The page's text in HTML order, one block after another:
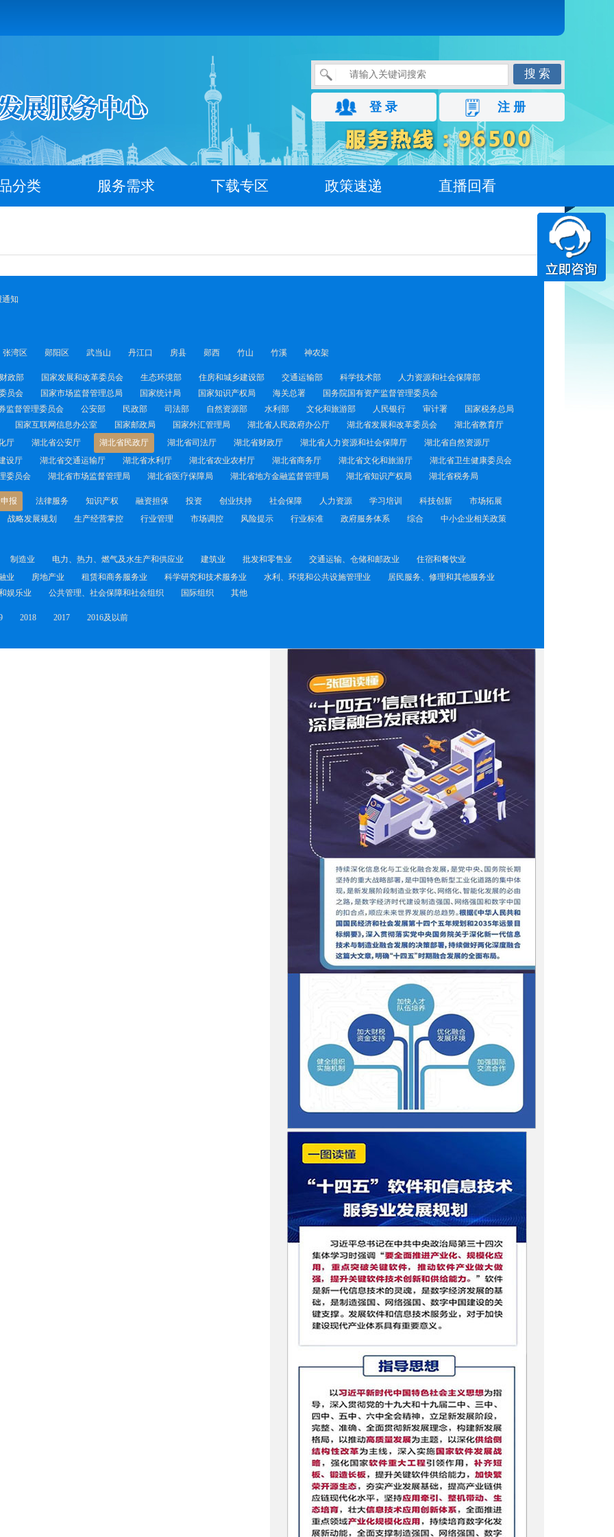
搜 索
登 录 注 册
分类 服务需求 下载专区 政策速递 直播回看
通知
张湾区 郧阳区 武当山 丹江口 房县 郧西 竹山 竹溪 神农架
财政部 国家发展和改革委员会 生态环境部 住房和城乡建设部 交通运输部 科学技术部
人力资源和社会保障部
员会 国家市场监督管理总局 国家统计局 国家知识产权局 海关总署
国务院国有资产监督管理委员会
监督管理委员会 公安部 民政部 司法部 自然资源部 水利部 文化和旅游部 人民银行 审计署
国家税务总局
国家互联网信息办公室 国家邮政局 国家外汇管理局 湖北省人民政府办公厅 湖北省发展和改革委员会
湖北省教育厅
厅 湖北省公安厅 湖北省民政厅 湖北省司法厅 湖北省财政厅 湖北省人力资源和社会保障厅
湖北省自然资源厅
设厅 湖北省交通运输厅 湖北省水利厅 湖北省农业农村厅 湖北省商务厅 湖北省文化和旅游厅
湖北省卫生健康委员会
委员会 湖北省市场监督管理局 湖北省医疗保障局 湖北省地方金融监督管理局 湖北省知识产权局 湖北省税务局
报 法律服务 知识产权 融资担保 投资 创业扶持 社会保障 人力资源 学习培训 科技创新
市场拓展
战略发展规划 生产经营掌控 行业管理 市场调控 风险提示 行业标准 政府服务体系 综合
中小企业相关政策
制造业 电力、热力、燃气及水生产和供应业 建筑业 批发和零售业 交通运输、仓储和邮政业
住宿和餐饮业
业 房地产业 租赁和商务服务业 科学研究和技术服务业 水利、环境和公共设施管理业
居民服务、修理和其他服务业
娱乐业 公共管理、社会保障和社会组织 国际组织 其他
2018 2017 2016及以前